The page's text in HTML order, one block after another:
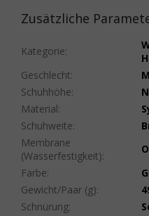
Zusätzliche
Kategorie:
Geschlecht:
Schuhhöhe:
Material:
Schuhweite:
Membrane
(Wasserfestigkeit):
Farbe:
Gewicht/Paar (g):
Schnürung: